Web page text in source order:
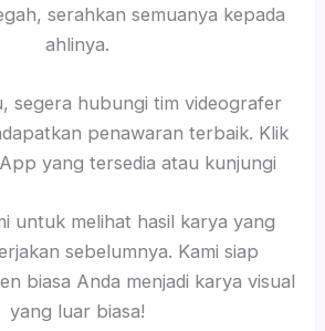
serahkan semuanya kepada
ahlinya.
segera hubungi tim videografer
penawaran terbaik. Klik
yang tersedia atau kunjungi
untuk melihat hasil karya yang
sebelumnya. Kami siap
biasa Anda menjadi karya visual
yang luar biasa!